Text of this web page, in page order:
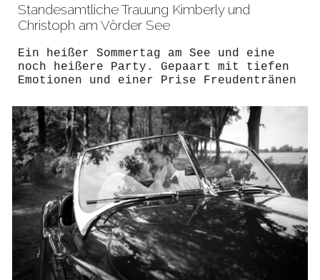
Standesamtliche Trauung Kimberly und
Christoph am Vörder See
Ein heißer Sommertag am See und eine
noch heißere Party. Gepaart mit tiefen
Emotionen und einer Prise Freudentränen